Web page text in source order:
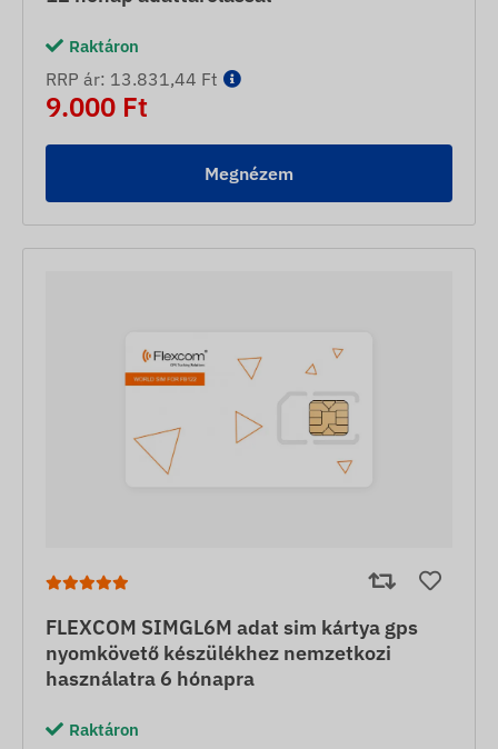
Raktáron
RRP ár: 13.831,44 Ft
9.000 Ft
Megnézem
FLEXCOM SIMGL6M adat sim kártya gps
nyomkövető készülékhez nemzetkozi
használatra 6 hónapra
Raktáron